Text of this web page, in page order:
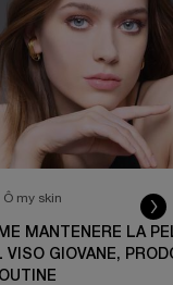
Ô my skin
MANTENERE LA
VISO GIOVANE,